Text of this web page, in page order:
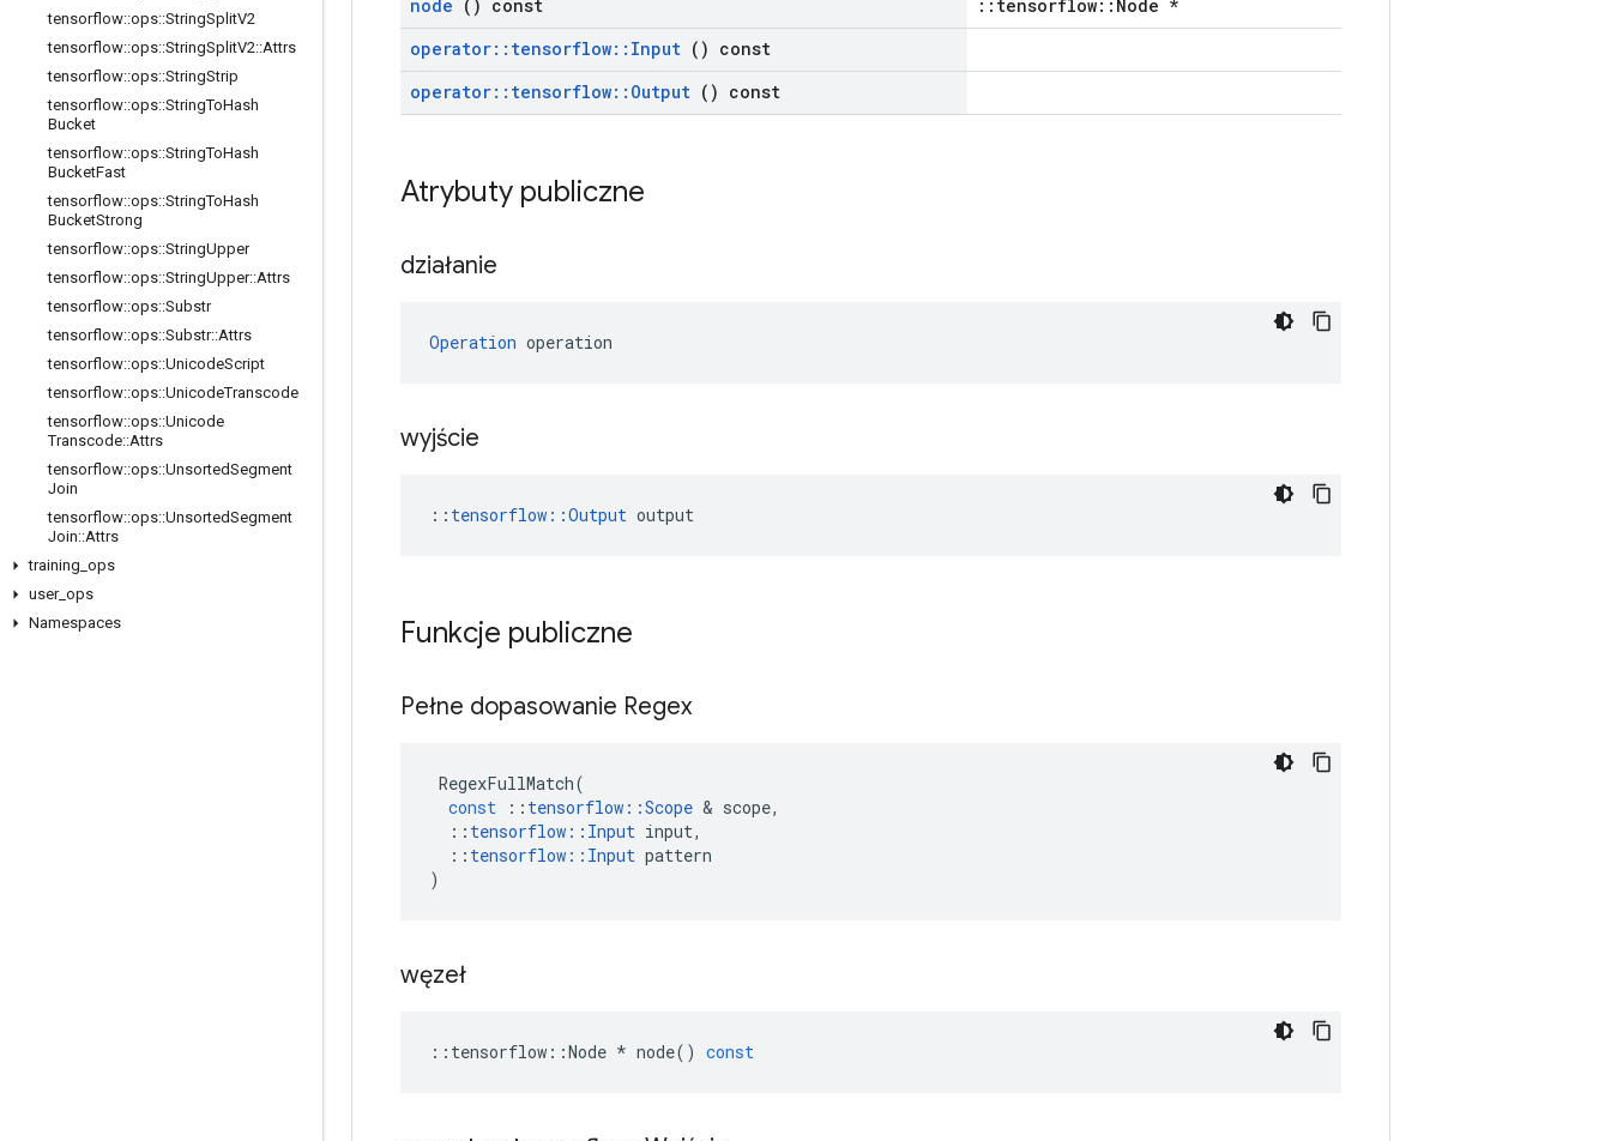
tensorflow::ops::StringSplitV2
tensorflow::ops::StringSplitV2::Attrs
tensorflow::ops::StringStrip
tensorflow::ops::StringToHash
Bucket
tensorflow::ops::StringToHash
BucketFast
tensorflow::ops::StringToHash
BucketStrong
tensorflow::ops::StringUpper
tensorflow::ops::StringUpper::Attrs
tensorflow::ops::Substr
tensorflow::ops::Substr::Attrs
tensorflow::ops::UnicodeScript
tensorflow::ops::UnicodeTranscode
tensorflow::ops::Unicode
Transcode::Attrs
tensorflow::ops::UnsortedSegment
Join
tensorflow::ops::UnsortedSegment
Join::Attrs
training ops
user_ ops
Namespaces
node () const
::tensorflow::Node *
operator:: tensorflow:: Input () const
operator:: tensorflow:: Output () const
Atrybuty publiczne
działanie
Operation operation
wyjście
:: tensorflow::Output output
Funkcje publiczne
Pełne dopasowanie Regex
RegexFullMatch(
const
:: tensorflow ::Scope & scope,
:: tensorflow :: Input input,
:: tensorflow :: Input pattern
)
węzeł
:: tensorflow ::Node * node() const